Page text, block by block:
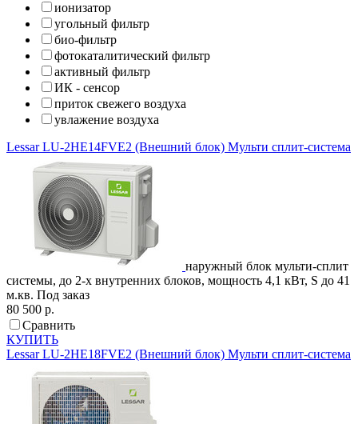
ионизатор
угольный фильтр
био-фильтр
фотокаталитический фильтр
активный фильтр
ИК - сенсор
приток свежего воздуха
увлажение воздуха
Lessar LU-2HE14FVE2 (Внешний блок) Мульти сплит-система
наружный блок мульти-сплит
системы, до 2-х внутренних блоков, мощность 4,1 кВт, S до 41
м.кв. Под заказ
80 500 р.
Сравнить
КУПИТЬ
Lessar LU-2HE18FVE2 (Внешний блок) Мульти сплит-система